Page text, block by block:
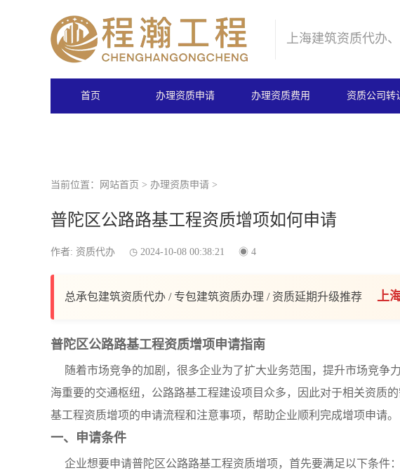
上海建筑资质代办
首页 办理资质申请 办理资质费用 资质公司转
当前位置： 网站首页 > 办理资质申请 >
普陀区公路路基工程资质增项如何申请
作者: 资质代办 2024-10-08 00:38:21 4
总承包建筑资质代办 / 专包建筑资质办理 / 资质延期升级推荐 上
普陀区公路路基工程资质增项申请指南
随着市场竞争的加剧，很多企业为了扩大业务范围，提升市场竞争
海重要的交通枢纽，公路路基工程建设项目众多，因此对于相关资质
基工程资质增项的申请流程和注意事项，帮助企业顺利完成增项申请。
一、申请条件
企业想要申请普陀区公路路基工程资质增项，首先要满足以下条件：